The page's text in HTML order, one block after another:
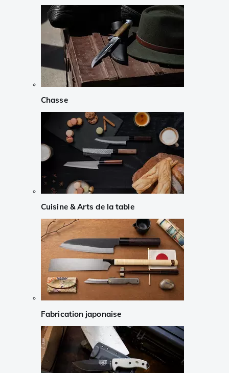
Chasse
Cuisine & Arts de la table
Fabrication japonaise